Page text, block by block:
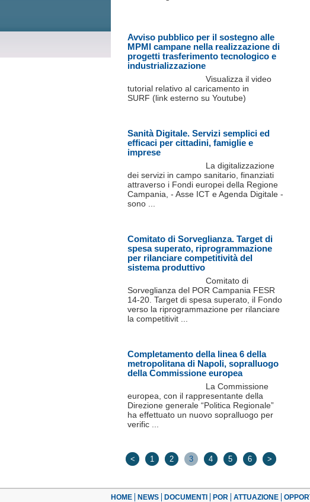
Avviso pubblico per il sostegno alle
MPMI campane nella realizzazione di
progetti trasferimento tecnologico e
industrializzazione
Visualizza il video
tutorial relativo al caricamento in
SURF (link esterno su Youtube)
Sanità Digitale. Servizi semplici ed
efficaci per cittadini, famiglie e
imprese
La digitalizzazione
dei servizi in campo sanitario, finanziati
attraverso i Fondi europei della Regione
Campania, - Asse ICT e Agenda Digitale -
sono ...
Comitato di Sorveglianza. Target di
spesa superato, riprogrammazione
per rilanciare competitività del
sistema produttivo
Comitato di
Sorveglianza del POR Campania FESR
14-20. Target di spesa superato, il Fondo
verso la riprogrammazione per rilanciare
la competitivit ...
Completamento della linea 6 della
metropolitana di Napoli, sopralluogo
della Commissione europea
La Commissione
europea, con il rappresentante della
Direzione generale “Politica Regionale”
ha effettuato un nuovo sopralluogo per
verific ...
< 1 2 3 4 5 6 >
HOME NEWS DOCUMENTI POR ATTUAZIONE